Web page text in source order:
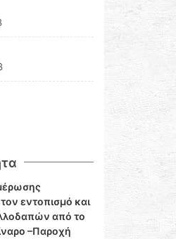
εντοπισμό και
από το
–Παροχή